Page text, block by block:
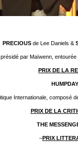
PRECIOUS de Lee Daniels &
par Maïwenn,
PRIX DE LA
HUMPDAY
Internationale, composé
PRIX DE LA
THE
–PRIX